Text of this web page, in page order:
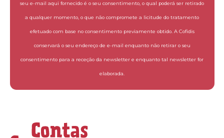
seu e-mail aqui fornecido é o seu consentimento, o qual poderá ser retirado
a qualquer momento, o que não compromete a licitude do tratamento
efetuado com base no consentimento previamente obtido. A Cofidis
conservará o seu endereço de e-mail enquanto não retirar o seu
consentimento para a receção da newsletter e enquanto tal newsletter for
elaborada.